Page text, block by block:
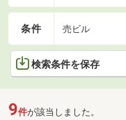
条件 売ビル
検索条件を保存
9件が該当しました。